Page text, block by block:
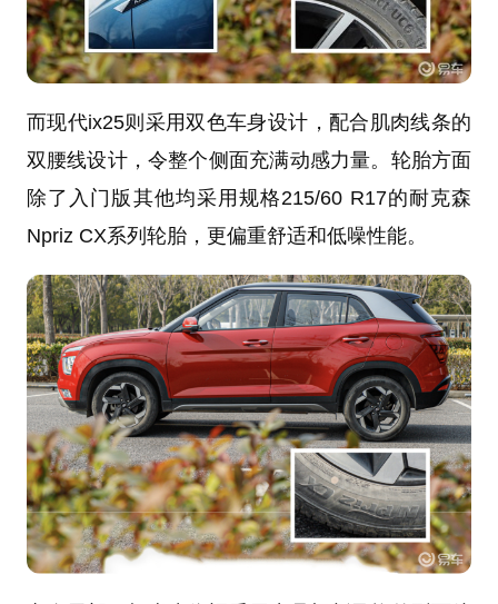
而现代ix25则采用双色车身设计，配合肌肉线条的
双腰线设计，令整个侧面充满动感力量。轮胎方面
除了入门版其他均采用规格215/60 R17的耐克森
Npriz CX系列轮胎，更偏重舒适和低噪性能。